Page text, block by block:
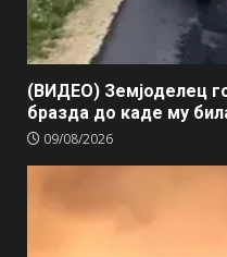
(ВИДЕО) Земјоделец
бразда до каде му
09/08/2026